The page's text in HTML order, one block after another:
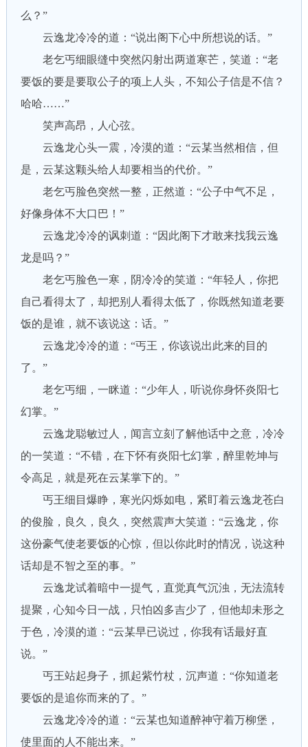
么？”
云逸龙冷冷的道：“说出阁下心中所想说的话。”
老乞丐细眼缝中突然闪射出两道寒芒，笑道：“老
要饭的要是要取公子的项上人头，不知公子信是不信？
哈哈……”
笑声高昂，人心弦。
云逸龙心头一震，冷漠的道：“云某当然相信，但
是，云某这颗头给人却要相当的代价。”
老乞丐脸色突然一整，正然道：“公子中气不足，
好像身体不大口巴！”
云逸龙冷冷的讽刺道：“因此阁下才敢来找我云逸
龙是吗？”
老乞丐脸色一寒，阴冷冷的笑道：“年轻人，你把
自己看得太了，却把别人看得太低了，你既然知道老要
饭的是谁，就不该说这：话。”
云逸龙冷冷的道：“丐王，你该说出此来的目的
了。”
老乞丐细，一眯道：“少年人，听说你身怀炎阳七
幻掌。”
云逸龙聪敏过人，闻言立刻了解他话中之意，冷冷
的一笑道：“不错，在下怀有炎阳七幻掌，醉里乾坤与
令高足，就是死在云某掌下的。”
丐王细目爆睁，寒光闪烁如电，紧盯着云逸龙苍白
的俊脸，良久，良久，突然震声大笑道：“云逸龙，你
这份豪气使老要饭的心惊，但以你此时的情况，说这种
话却是不智之至的事。”
云逸龙试着暗中一提气，直觉真气沉浊，无法流转
提聚，心知今日一战，只怕凶多吉少了，但他却未形之
于色，冷漠的道：“云某早已说过，你我有话最好直
说。”
丐王站起身子，抓起紫竹杖，沉声道：“你知道老
要饭的是追你而来的了。”
云逸龙冷冷的道：“云某也知道醉神守着万柳堡，
使里面的人不能出来。”